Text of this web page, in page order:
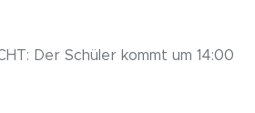
Der Schüler kommt um 14:00